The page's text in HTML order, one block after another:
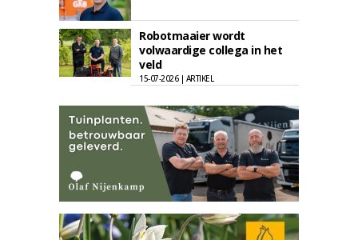
Robotmaaier wordt
volwaardige collega in het
veld
15-07-2026 | ARTIKEL